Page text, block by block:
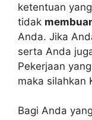
ketentuan
tidak
Anda. Jika
serta Anda
Pekerjaan
maka silahkan
Bagi Anda